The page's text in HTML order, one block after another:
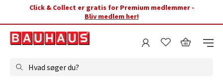
Click & Collect er gratis for Premium medlemmer -
Bliv medlem her!
Hvad søger du?